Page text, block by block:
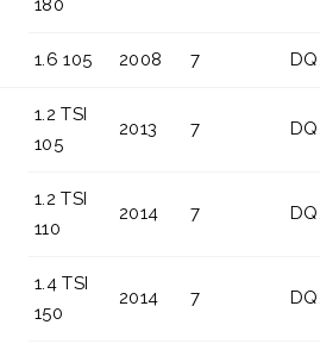
180
1.6 105 2008 7
1.2 TSI
105
2013 7
1.2 TSI
110
2014 7
1.4 TSI
150
2014 7